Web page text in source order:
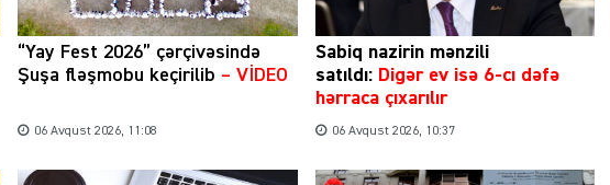
“Yay Fest 2026” çərçivəsində
Şuşa fləşmobu keçirilib – VİDEO
06 Avqust 2026, 11:08
Sabiq nazirin mənzili
satıldı: Digər ev isə 6-cı dəfə
hərraca çıxarılır
06 Avqust 2026, 10:37